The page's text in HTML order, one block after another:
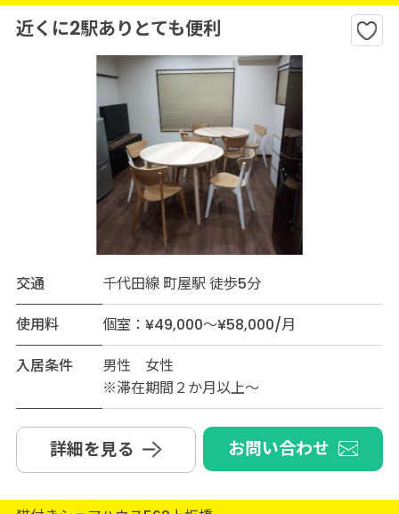
近くに2駅ありとても便利
交通
千代田線 町屋駅 徒歩5分
使用料
個室：¥49,000～¥58,000/月
入居条件
男性 女性
※滞在期間２か月以上～
詳細を見る お問い合わせ